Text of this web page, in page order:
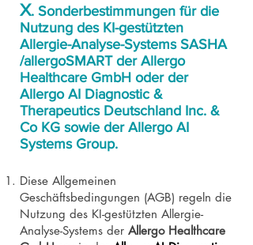
X. Sonderbestimmungen für die
Nutzung des KI-gestützten
Allergie-Analyse-Systems SASHA
/allergoSMART der Allergo
Healthcare GmbH oder der
Allergo AI Diagnostic &
Therapeutics Deutschland Inc. &
Co KG sowie der Allergo AI
Systems Group.
Diese Allgemeinen
Geschäftsbedingungen (AGB) regeln die
Nutzung des KI-gestützten Allergie-
Analyse-Systems der Allergo Healthcare